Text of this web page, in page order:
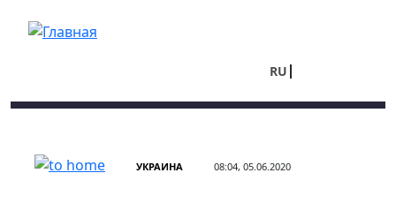
RU
УКРАИНА 08:04, 05.06.2020